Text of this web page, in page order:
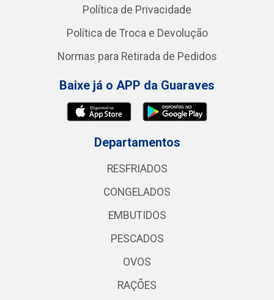
Política de Privacidade
Política de Troca e Devolução
Normas para Retirada de Pedidos
Baixe já o APP da Guaraves
Departamentos
RESFRIADOS
CONGELADOS
EMBUTIDOS
PESCADOS
OVOS
RAÇÕES